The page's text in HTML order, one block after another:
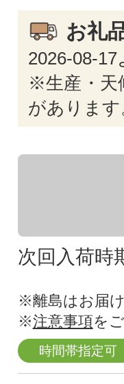
お礼
2026-08-
※生産・天
がありま
次回入荷時
※離島はお届
※注意事項を
時間帯指定可